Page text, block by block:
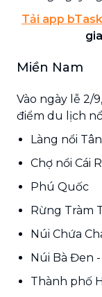
Tải app
Miền Nam
Vào ngày lễ 2/
điểm du lịch
Làng nổi
Chợ nổi Cái
Phú Quốc
Rừng Tràm
Núi Chứa
Núi Bà Đen
Thành phố